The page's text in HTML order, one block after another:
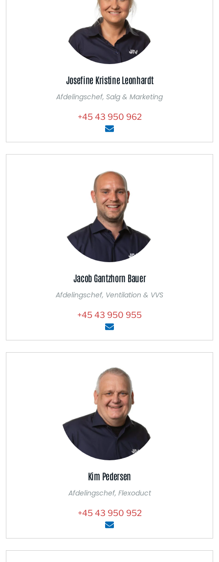
Josefine Kristine Leonhardt
Afdelingschef, Salg & Marketing
+45 43 950 962
Jacob Gantzhorn Bauer
Afdelingschef, Ventilation & VVS
+45 43 950 955
Kim Pedersen
Afdelingschef, Flexoduct
+45 43 950 952